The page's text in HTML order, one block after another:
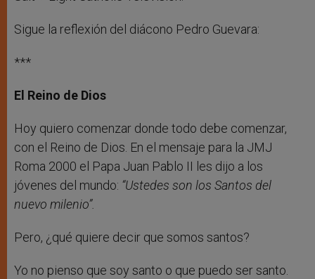
Sigue la reflexión del diácono Pedro Guevara:
***
El Reino de Dios
Hoy quiero comenzar donde todo debe comenzar,
con el Reino de Dios. En el mensaje para la JMJ
Roma 2000 el Papa Juan Pablo II les dijo a los
jóvenes del mundo: “Ustedes son los Santos del
nuevo milenio”.
Pero, ¿qué quiere decir que somos santos?
Yo no pienso que soy santo o que puedo ser santo.